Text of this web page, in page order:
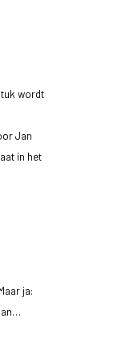
wordt
Jan
in het
ja: